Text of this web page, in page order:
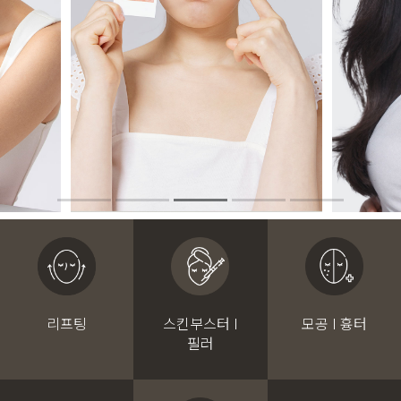
리프팅
스킨부스터 I
필러
모공 I 흉터